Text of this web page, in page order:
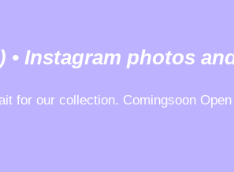
• Instagram photos
for our collection. Comingsoon